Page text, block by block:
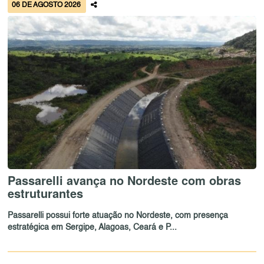
06 DE AGOSTO 2026
Passarelli avança no Nordeste com obras
estruturantes
Passarelli possui forte atuação no Nordeste, com presença
estratégica em Sergipe, Alagoas, Ceará e P...